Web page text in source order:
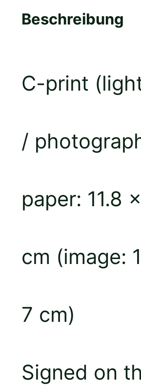
Beschreibung
C-print
/
paper: 11.8
cm (image:
7 cm)
Signed on